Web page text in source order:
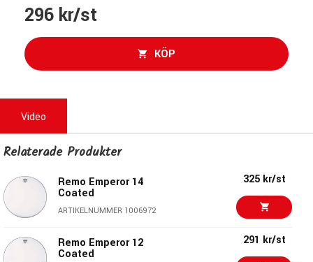
296 kr/st
KÖP
Video
Relaterade Produkter
Remo Emperor 14
Coated
ARTIKELNUMMER 1006972
325 kr/st
Remo Emperor 12
Coated
291 kr/st